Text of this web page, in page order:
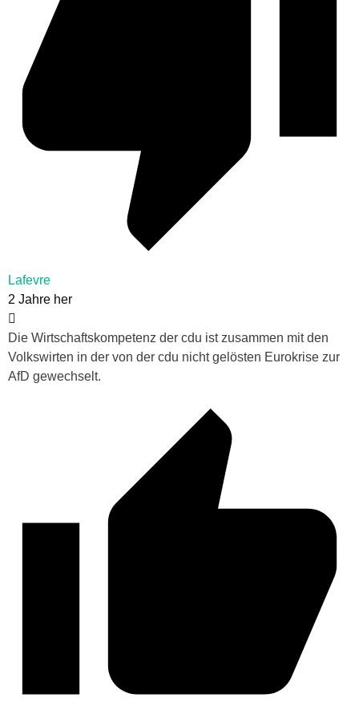
Lafevre
2 Jahre her
Die Wirtschaftskompetenz der cdu ist zusammen mit den
Volkswirten in der von der cdu nicht gelösten Eurokrise zur
AfD gewechselt.